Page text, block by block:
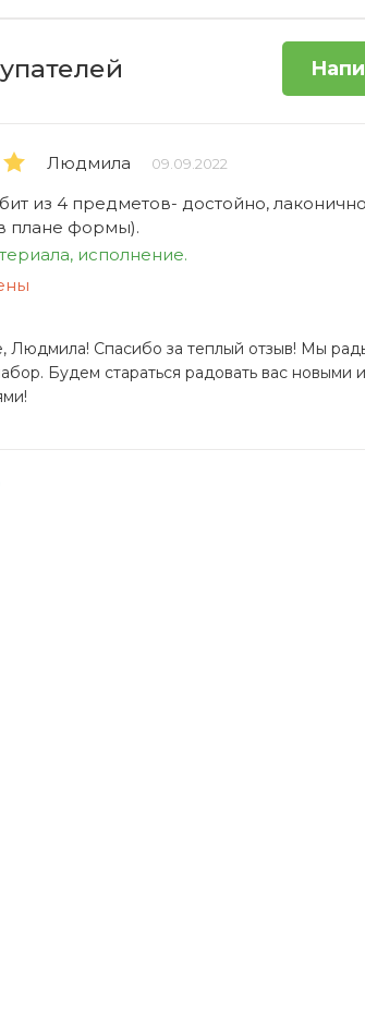
Людмила 09.09.2022
из 4 предметов- достойно,
плане формы).
исполнение.
Людмила! Спасибо за теплый отзыв! Мы
Будем стараться радовать вас новыми